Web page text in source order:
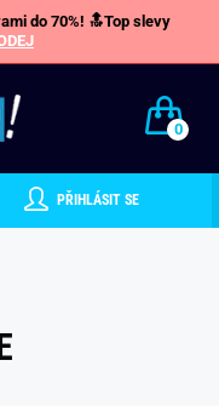
do 70%! 🔝Top slevy
0
PŘIHLÁSIT SE